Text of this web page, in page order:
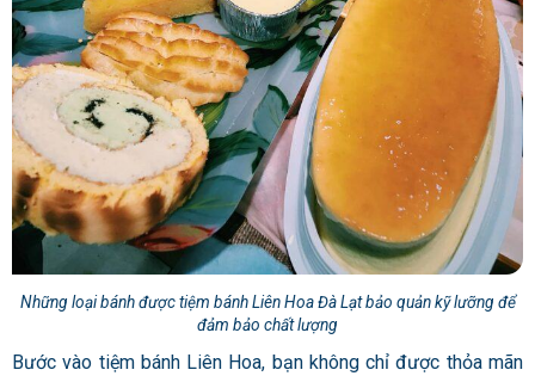
Những loại bánh được tiệm bánh Liên Hoa Đà Lạt bảo quản kỹ lưỡng để
đảm bảo chất lượng
Bước vào tiệm bánh Liên Hoa, bạn không chỉ được thỏa mãn